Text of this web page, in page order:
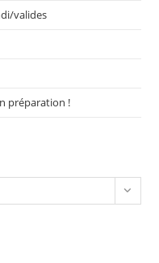
valides
préparation !